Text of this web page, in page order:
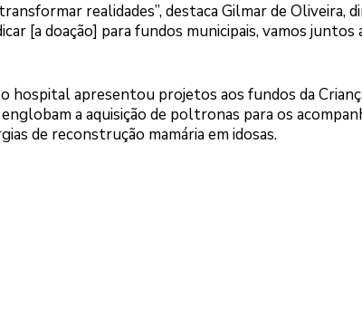
realidades”, destaca Gilmar de Oliveira,
[a doação] para fundos municipais, vamos juntos
hospital apresentou projetos aos fundos da
a aquisição de poltronas para os
de reconstrução mamária em idosas.